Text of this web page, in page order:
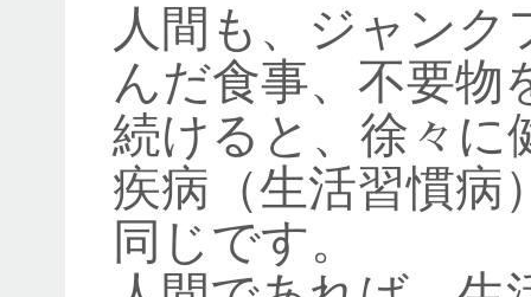
人間も、ジャン
んだ食事、不要物
続けると、徐々に
疾病（生活習慣病
同じです。